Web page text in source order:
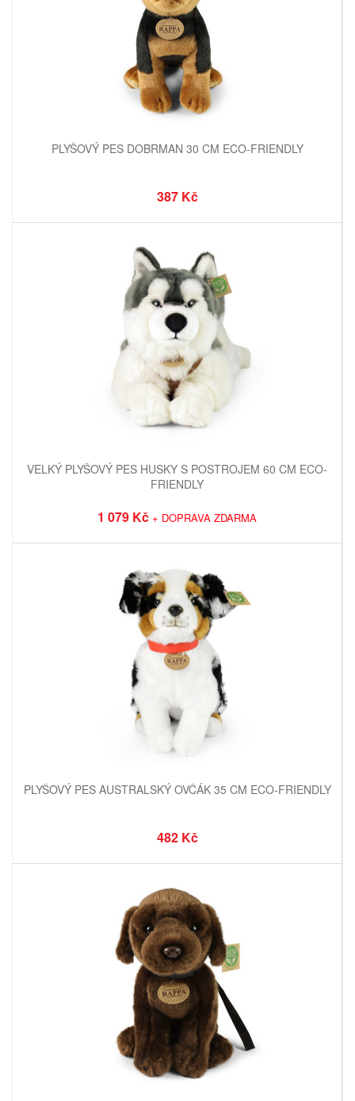
PLYŠOVÝ PES DOBRMAN 30 CM ECO-FRIENDLY
387 Kč
VELKÝ PLYŠOVÝ PES HUSKY S POSTROJEM 60 CM ECO-
FRIENDLY
1 079 Kč + DOPRAVA ZDARMA
PLYŠOVÝ PES AUSTRALSKÝ OVČÁK 35 CM ECO-FRIENDLY
482 Kč